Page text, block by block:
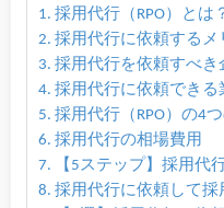
採用代行（RPO）とは
採用代行に依頼するメ
採用代行を依頼すべき
採用代行に依頼できる
採用代行（RPO）の4
採用代行の相場費用
【5ステップ】採用代
採用代行に依頼して